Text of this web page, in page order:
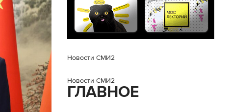
Новости СМИ2
Новости СМИ2
ГЛАВНОЕ